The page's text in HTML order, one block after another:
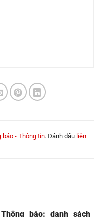
báo - Thông tin. Đánh dấu liên
Thông báo: danh sách